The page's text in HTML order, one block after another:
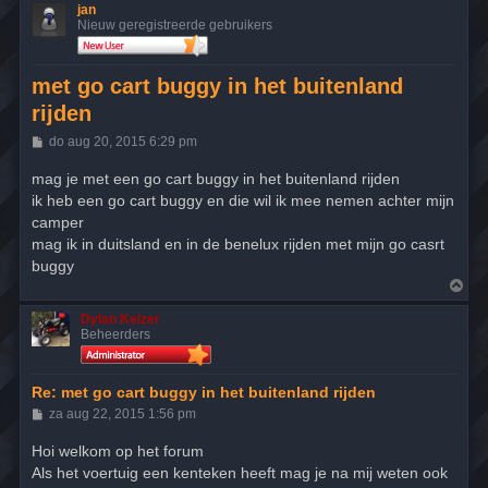
jan
Nieuw geregistreerde gebruikers
met go cart buggy in het buitenland
rijden
B
i
c
h
t
do aug 20, 2015 6:29 pm
mag je met een go cart buggy in het buitenland rijden
ik heb een go cart buggy en die wil ik mee nemen achter mijn
camper
mag ik in duitsland en in de benelux rijden met mijn go casrt
buggy
m
Dylan Keizer
Beheerders
Re: met go cart buggy in het buitenland rijden
B
i
c
za aug 22, 2015 1:56 pm
Hoi welkom op het forum
Als het voertuig een kenteken heeft mag je na mij weten ook